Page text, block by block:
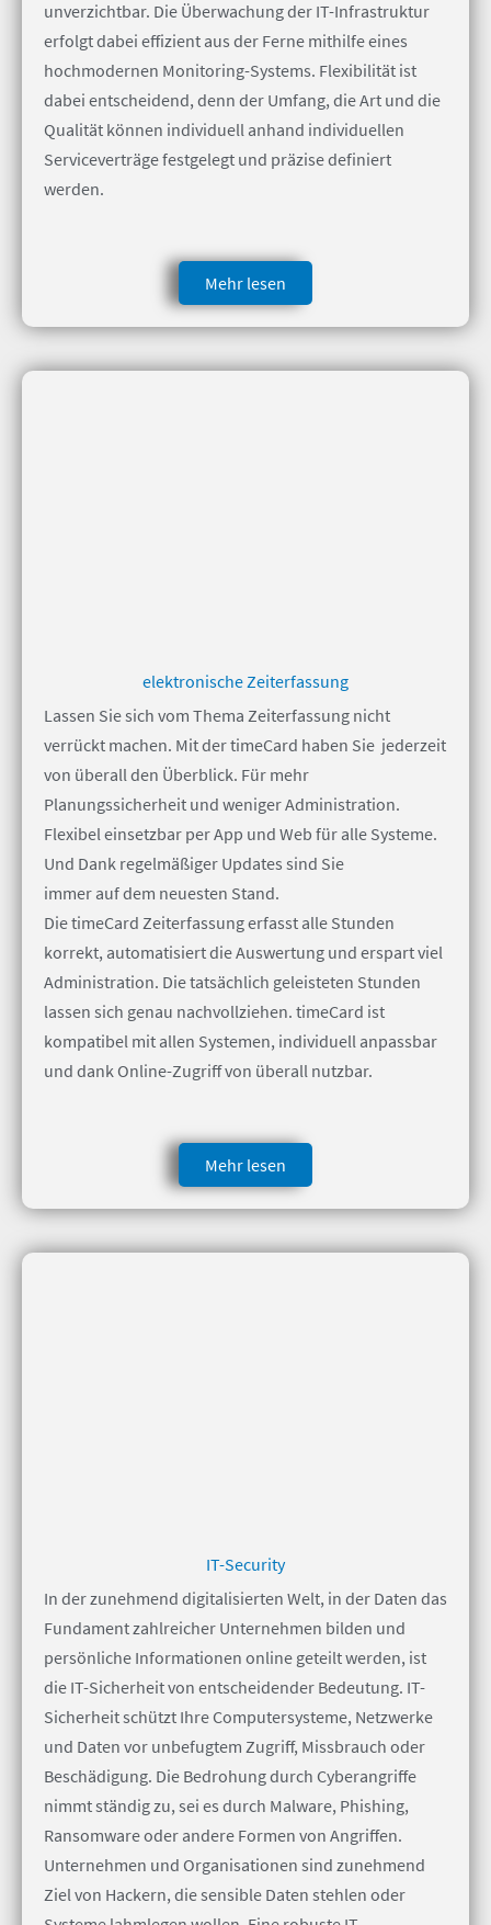
unverzichtbar. Die Überwachung der IT-Infrastruktur
erfolgt dabei effizient aus der Ferne mithilfe eines
hochmodernen Monitoring-Systems. Flexibilität ist
dabei entscheidend, denn der Umfang, die Art und die
Qualität können individuell anhand individuellen
Serviceverträge festgelegt und präzise definiert
werden.
Mehr lesen
elektronische Zeiterfassung
Lassen Sie sich vom Thema Zeiterfassung nicht
verrückt machen. Mit der timeCard haben Sie jederzeit
von überall den Überblick. Für mehr
Planungssicherheit und weniger Administration.
Flexibel einsetzbar per App und Web für alle Systeme.
Und Dank regelmäßiger Updates sind Sie
immer auf dem neuesten Stand.
Die timeCard Zeiterfassung erfasst alle Stunden
korrekt, automatisiert die Auswertung und erspart viel
Administration. Die tatsächlich geleisteten Stunden
lassen sich genau nachvollziehen. timeCard ist
kompatibel mit allen Systemen, individuell anpassbar
und dank Online-Zugriff von überall nutzbar.
Mehr lesen
IT-Security
In der zunehmend digitalisierten Welt, in der Daten das
Fundament zahlreicher Unternehmen bilden und
persönliche Informationen online geteilt werden, ist
die IT-Sicherheit von entscheidender Bedeutung. IT-
Sicherheit schützt Ihre Computersysteme, Netzwerke
und Daten vor unbefugtem Zugriff, Missbrauch oder
Beschädigung. Die Bedrohung durch Cyberangriffe
nimmt ständig zu, sei es durch Malware, Phishing,
Ransomware oder andere Formen von Angriffen.
Unternehmen und Organisationen sind zunehmend
Ziel von Hackern, die sensible Daten stehlen oder